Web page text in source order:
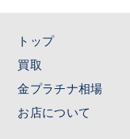
トップ
買取
金プラチナ相場
お店について